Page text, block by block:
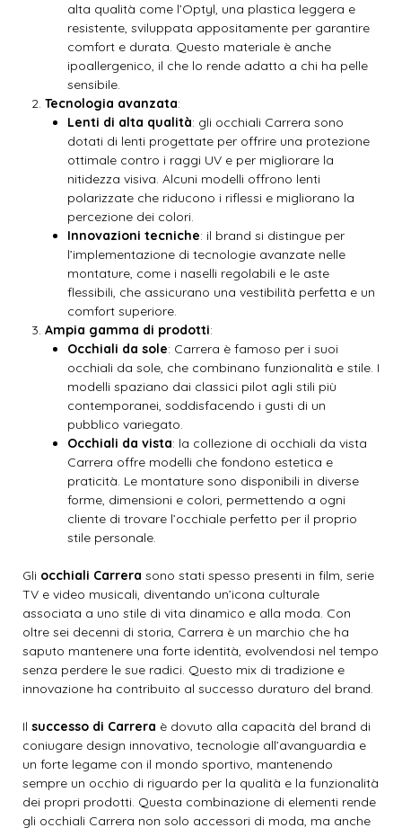
alta qualità come l’Optyl, una plastica leggera e
resistente, sviluppata appositamente per garantire
comfort e durata. Questo materiale è anche
ipoallergenico, il che lo rende adatto a chi ha pelle
sensibile.
Tecnologia avanzata:
Lenti di alta qualità: gli occhiali Carrera sono
dotati di lenti progettate per offrire una protezione
ottimale contro i raggi UV e per migliorare la
nitidezza visiva. Alcuni modelli offrono lenti
polarizzate che riducono i riflessi e migliorano la
percezione dei colori.
Innovazioni tecniche: il brand si distingue per
l’implementazione di tecnologie avanzate nelle
montature, come i naselli regolabili e le aste
flessibili, che assicurano una vestibilità perfetta e un
comfort superiore.
Ampia gamma di prodotti:
Occhiali da sole: Carrera è famoso per i suoi
occhiali da sole, che combinano funzionalità e stile. I
modelli spaziano dai classici pilot agli stili più
contemporanei, soddisfacendo i gusti di un
pubblico variegato.
Occhiali da vista: la collezione di occhiali da vista
Carrera offre modelli che fondono estetica e
praticità. Le montature sono disponibili in diverse
forme, dimensioni e colori, permettendo a ogni
cliente di trovare l’occhiale perfetto per il proprio
stile personale.
Gli occhiali Carrera sono stati spesso presenti in film, serie
TV e video musicali, diventando un’icona culturale
associata a uno stile di vita dinamico e alla moda. Con
oltre sei decenni di storia, Carrera è un marchio che ha
saputo mantenere una forte identità, evolvendosi nel tempo
senza perdere le sue radici. Questo mix di tradizione e
innovazione ha contribuito al successo duraturo del brand.
Il successo di Carrera è dovuto alla capacità del brand di
coniugare design innovativo, tecnologie all’avanguardia e
un forte legame con il mondo sportivo, mantenendo
sempre un occhio di riguardo per la qualità e la funzionalità
dei propri prodotti. Questa combinazione di elementi rende
gli occhiali Carrera non solo accessori di moda, ma anche